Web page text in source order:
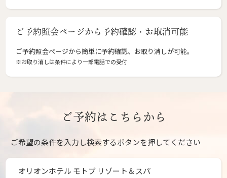
ご予約照会ページから予約確認・お取消可能
ご予約照会ページから簡単に予約確認、お取り消しが可能。
※お取り消しは条件により一部電話での受付
ご予約はこちらから
ご希望の条件を入力し検索するボタンを押してください
オリオンホテル モトブ リゾート＆スパ